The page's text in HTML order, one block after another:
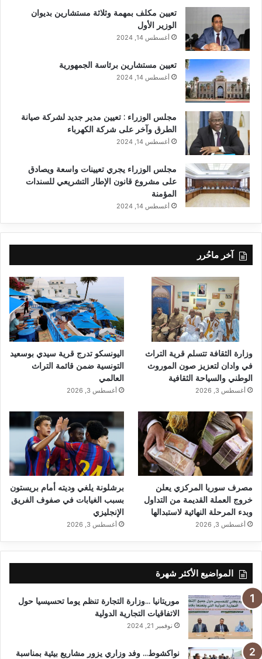
تعيين مكلف بمهمة وثلاثة مستشارين بديوان
الوزير الأول
أغسطس 14, 2024
تعيين مستشارين برئاسة الجمهورية
أغسطس 14, 2024
مجلس الوزراء : تعيين مدير جديد لشركة صيانة
الطرق وآخر على شركة الكهرباء
أغسطس 14, 2024
مجلس الوزراء يجري تعيينات واسعة ويصادق
على مشروع قانون الإطار التشريعي للسندات
المؤمنة
أغسطس 14, 2024
آخر ماحُرر
وزارة الثقافة تتسلم قرية التراث
في وادان لتعزيز صون الموروث
الوطني والسياحة الثقافية
أغسطس 3, 2026
اليونسكو تدرج قرية سيدي بوسعيد
التونسية ضمن قائمة التراث
العالمي
أغسطس 3, 2026
مصرف سوريا المركزي يعلن
خروج العملة القديمة من التداول
وبدء المرحلة النهائية لاستبدالها
أغسطس 3, 2026
برشلونة يلغي وديته أمام بريستون
بسبب الغيابات في صفوف الفريق
الإنجليزي
أغسطس 3, 2026
المواضيع الأكثر شهرة
موريتانيا …وزارة التجارة تنظم يوما تحسيسيا حول
الاتفاقيات التجارية الدولية
نوفمبر 21, 2024
نواكشوط… وفد وزاري يزور مشاريع بيئية بمناسبة